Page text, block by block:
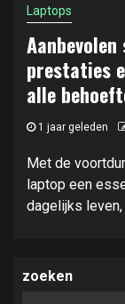
Laptops
prestaties
alle
1 jaar geleden
Met de
laptop een
dagelijks leven,
zoeken